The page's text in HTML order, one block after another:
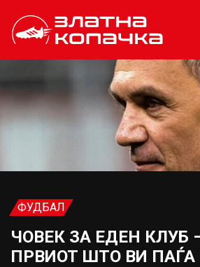
ФУДБАЛ
ЧОВЕК ЗА ЕДЕН КЛУБ
ПРВИОТ ШТО ВИ